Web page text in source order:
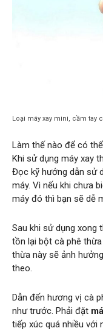
Loại máy xay mini, cầm tay
Làm thế nào để có
Khi sử dụng máy xay
Đọc kỹ hướng dẫn sử
máy. Vì nếu khi chưa
máy đó thì bạn sẽ dễ
Sau khi sử dụng xong
tồn lại bột cà phê
thừa này sẽ ảnh
theo.
Dẫn đến hương vị cà
như trước. Phải đặt
tiếp xúc quá nhiều với